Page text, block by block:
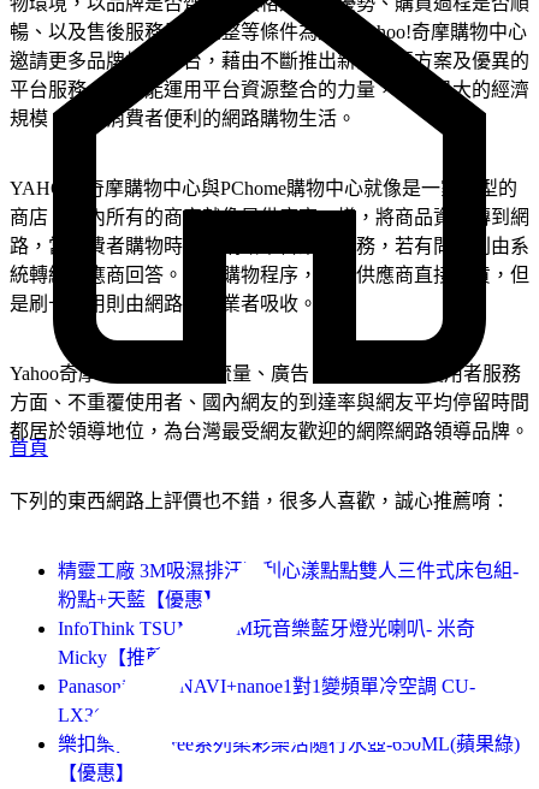
暢、以及售後服務是否完整等條件為主。Yahoo!奇摩購物中心
邀請更多品牌加入平台，藉由不斷推出新的優惠方案及優異的
平台服務，希望能運用平台資源整合的力量，發揮最大的經濟
規模，提供消費者便利的網路購物生活。
YAHOO!奇摩購物中心與PChome購物中心就像是一家大型的
商店，店內所有的商家就像是供應商一樣，將商品資料傳到網
路，當消費者購物時，由網路平台業者服務，若有問題則由系
統轉給供應商回答。完成購物程序，也由供應商直接出貨，但
是刷卡費用則由網路平台業者吸收。
Yahoo奇摩不論在網站的流量、廣告、家庭或公司使用者服務
方面、不重覆使用者、國內網友的到達率與網友平均停留時間
都居於領導地位，為台灣最受網友歡迎的網際網路領導品牌。
下列的東西網路上評價也不錯，很多人喜歡，誠心推薦唷：
精靈工廠 3M吸濕排汗專利心漾點點雙人三件式床包組-
粉點+天藍【優惠】
InfoThink TSUM TSUM玩音樂藍牙燈光喇叭- 米奇
Micky【推薦】
Panasonic ECONAVI+nanoe1對1變頻單冷空調 CU-
LX36YCA2(室外供電)【推薦】
樂扣樂扣 Bisfree系列柔彩樂活隨行水壺-650ML(蘋果綠)
【優惠】
首頁